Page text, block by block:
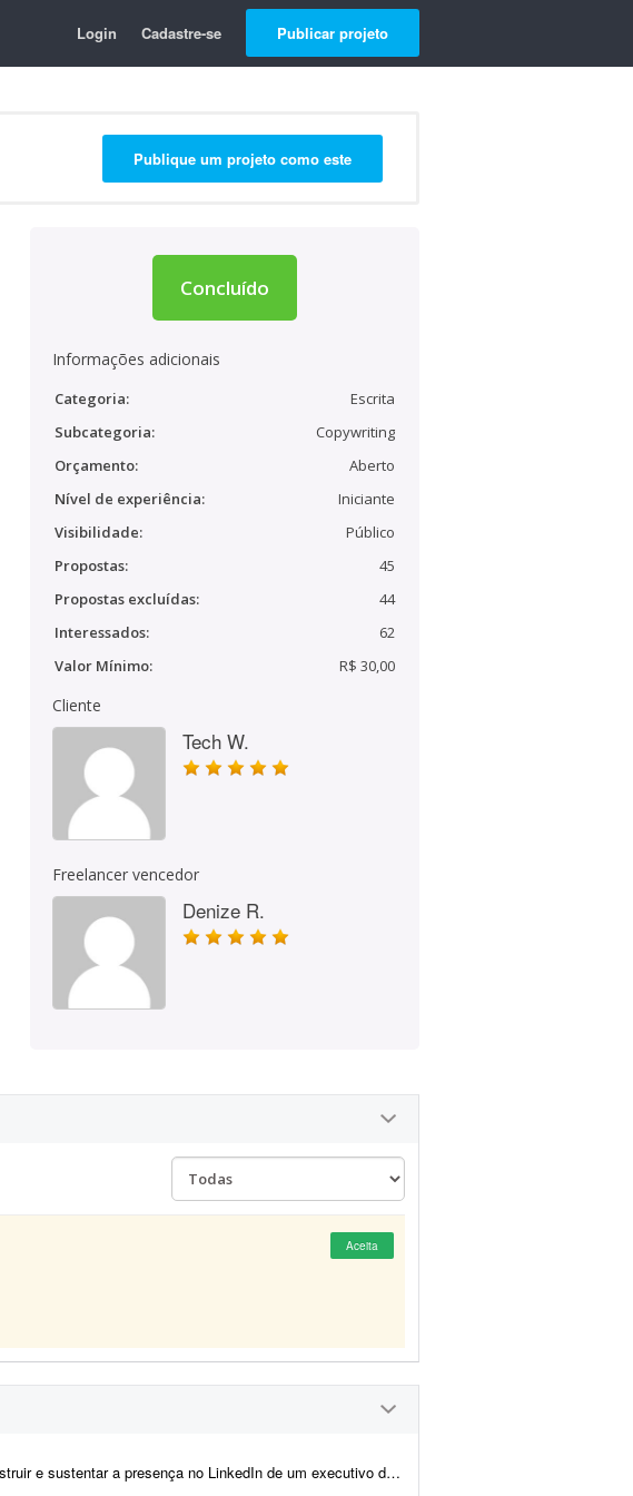
Login Cadastre-se Publicar projeto
Publique um projeto como este
Concluído
Informações adicionais
Categoria:
Escrita
Subcategoria:
Copywriting
Orçamento:
Aberto
Nível de experiência:
Iniciante
Visibilidade:
Público
Propostas:
45
Propostas excluídas:
44
Interessados:
62
Valor Mínimo:
R$ 30,00
Cliente
Tech W.
Freelancer vencedor
Denize R.
Aceita
de um executivo de uma empresa global de tecnologia. Queremos transformar o repertório dessa lid...